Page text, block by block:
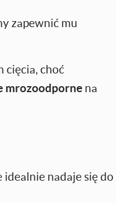
zapewnić mu
cięcia, choć
mrozoodporne na
nadaje się do